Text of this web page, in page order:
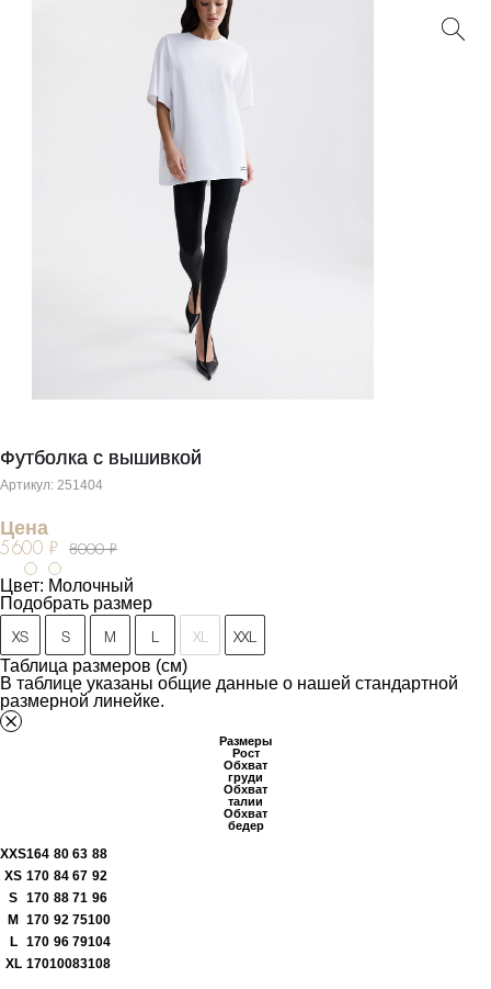
Футболка с вышивкой
Артикул: 251404
Цена
5600 ₽ 8000 ₽
Цвет: Молочный
Подобрать размер
XS S M XL XXL
Таблица размеров (см)
В таблице указаны общие данные о нашей стандартной
размерной линейке.
Размеры
Рост
Обхват
груди
Обхват
талии
Обхват
бедер
XXS164 80 63 88
XS 170 84 67 92
S 170 88 71 96
M
170 92 75100
L
170 96 79104
XL 17010083108